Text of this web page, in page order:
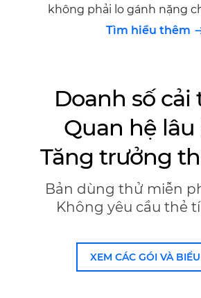
không phải lo gánh nặng
Tìm hiểu thêm
Doanh số cải
Quan hệ lâu
Tăng trưởng
Bản dùng thử miễn
Không yêu cầu thẻ
XEM CÁC GÓI VÀ